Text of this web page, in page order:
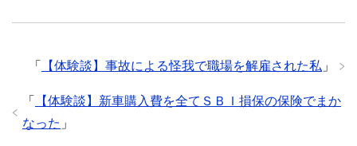
「 【体験談】事故による怪我で職場を解雇された私 」
「
【体験談】新車購入費を全てＳＢＩ損保の保険でまか
なった 」